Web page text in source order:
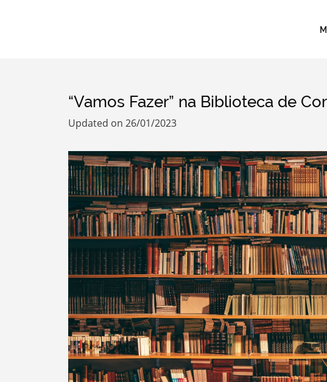
Search term
“Vamos Fazer” na Biblioteca de
Updated on 26/01/2023